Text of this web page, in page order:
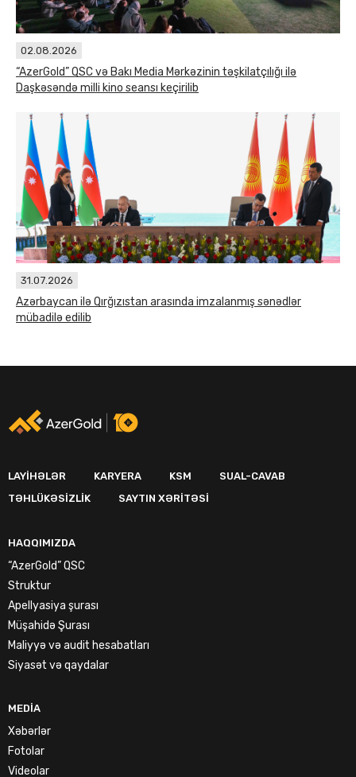
02.08.2026
“AzerGold” QSC və Bakı Media Mərkəzinin təşkilatçılığı ilə
Daşkəsəndə milli kino seansı keçirilib
31.07.2026
Azərbaycan ilə Qırğızıstan arasında imzalanmış sənədlər
mübadilə edilib
LAYIHƏLƏR KARYERA KSM
SUAL-CAVAB
TƏHLÜKƏSIZLIK
SAYTIN XƏRITƏSI
HAQQIMIZDA
“AzerGold” QSC
Struktur
Apellyasiya şurası
Müşahidə Şurası
Maliyyə və audit hesabatları
Siyasət və qaydalar
MEDIA
Xəbərlər
Fotolar
Videolar